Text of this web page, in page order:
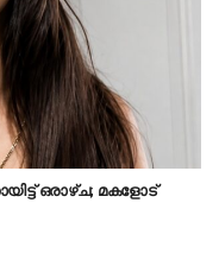
ഒരാഴ്ച; മകളോട്